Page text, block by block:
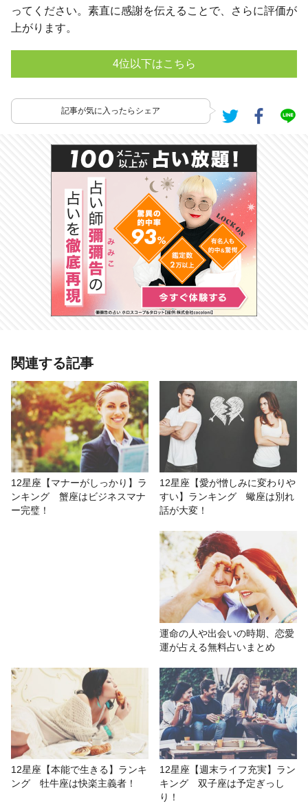
ってください。素直に感謝を伝えることで、さらに評価が
上がります。
4位以下はこちら
記事が気に入ったらシェア
関連する記事
12星座【マナーがしっかり】ラ
ンキング 蟹座はビジネスマナ
ー完璧！
12星座【愛が憎しみに変わりや
すい】ランキング 蠍座は別れ
話が大変！
運命の人や出会いの時期、恋愛
運が占える無料占いまとめ
12星座【本能で生きる】ランキ
ング 牡牛座は快楽主義者！
12星座【週末ライフ充実】ラン
キング 双子座は予定ぎっし
り！